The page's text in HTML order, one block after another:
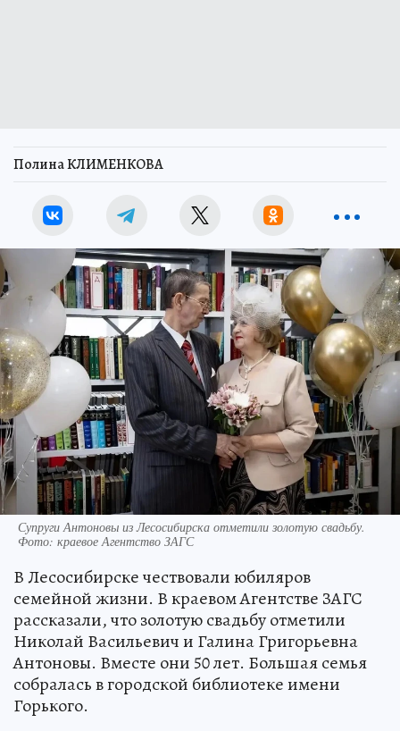
Полина КЛИМЕНКОВА
Супруги Антоновы из Лесосибирска отметили золотую свадьбу.
Фото: краевое Агентство ЗАГС
В Лесосибирске чествовали юбиляров
семейной жизни. В краевом Агентстве ЗАГС
рассказали, что золотую свадьбу отметили
Николай Васильевич и Галина Григорьевна
Антоновы. Вместе они 50 лет. Большая семья
собралась в городской библиотеке имени
Горького.